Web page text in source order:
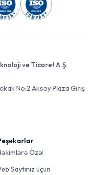
ve Ticaret A.Ş.
No:2 Aksoy Plaza Giriş
Özəl
Saytınız üçün